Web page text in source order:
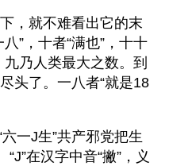
，就不难看出它的末
”，十者“满也”，十十
九乃人类最大之数。到
头了。一八者“就是18
六一J生”共产邪党把生
在汉字中音“撇”，义